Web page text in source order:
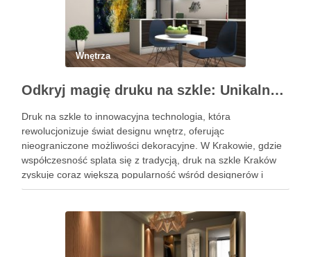
Wnętrza
Odkryj magię druku na szkle: Unikalne dekoracje wnętrz
Druk na szkle to innowacyjna technologia, która
rewolucjonizuje świat designu wnętrz, oferując
nieograniczone możliwości dekoracyjne. W Krakowie, gdzie
współczesność splata się z tradycją, druk na szkle Kraków
zyskuje coraz większą popularność wśród designerów i
właścicieli domów, pragnących wprowadzić do swoich
wykorzystać tę …